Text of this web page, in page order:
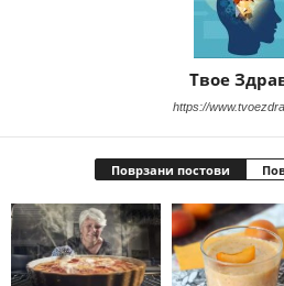
Твое
https://
Поврзани постови